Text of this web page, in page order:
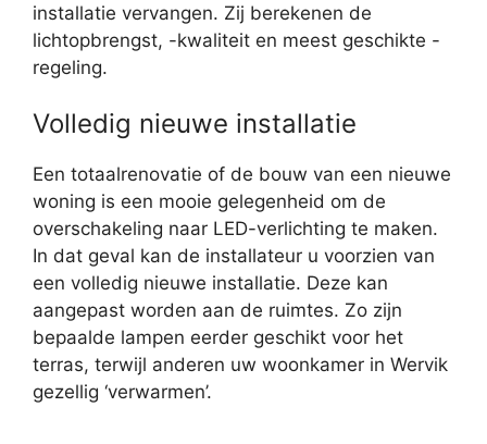
installatie vervangen. Zij berekenen de
lichtopbrengst, -kwaliteit en meest geschikte -
regeling.
Volledig nieuwe installatie
Een totaalrenovatie of de bouw van een nieuwe
woning is een mooie gelegenheid om de
overschakeling naar LED-verlichting te maken.
In dat geval kan de installateur u voorzien van
een volledig nieuwe installatie. Deze kan
aangepast worden aan de ruimtes. Zo zijn
bepaalde lampen eerder geschikt voor het
terras, terwijl anderen uw woonkamer in Wervik
gezellig ‘verwarmen’.